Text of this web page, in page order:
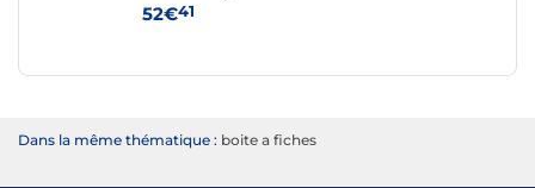
52€41
Dans la même thématique : boite a fiches